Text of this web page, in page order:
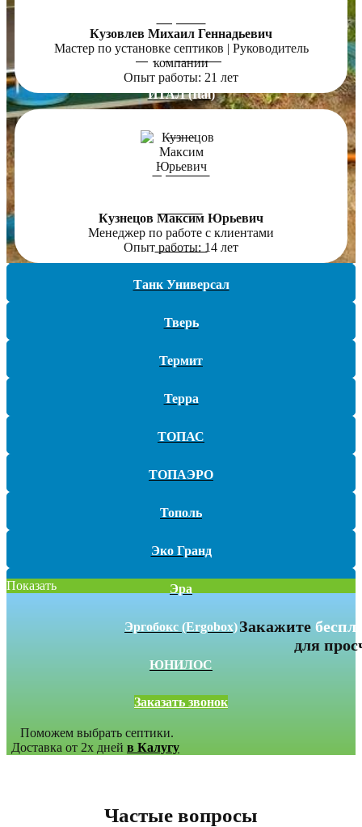
Зорде (ZORDE)
ИТАЛ (Ital)
КИТ
Кристалл
Малахит
Танк Универсал
Тверь
Термит
Терра
ТОПАС
ТОПАЭРО
Тополь
Эко Гранд
Эра
Эргобокс (Ergobox)
ЮНИЛОС
Кузовлев Михаил Геннадьевич
Мастер по установке септиков | Руководитель
компании
Опыт работы: 21 лет
Кузнецов Максим Юрьевич
Менеджер по работе с клиентами
Опыт работы: 14 лет
Показать
Закажите
для
Заказать звонок
Поможем выбрать септики.
Доставка от 2х дней в Калугу
Частые вопросы